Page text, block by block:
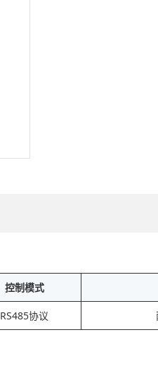
控制模式
RS485协议